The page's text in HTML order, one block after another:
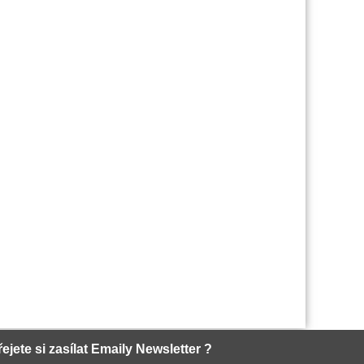
si zasílat Emaily Newsletter ?